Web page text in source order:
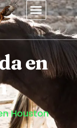
en
Houston